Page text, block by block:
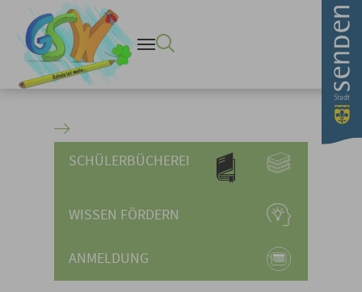
Übertritt - Stadt Senden
Zum Hauptinhalt springen
SCHÜLERBÜCHEREI
WISSEN FÖRDERN
ANMELDUNG